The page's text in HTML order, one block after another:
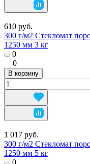
610 руб.
300 г/м2 Стекломат
1250 мм 3 кг
0
0
В корзину
1 017 руб.
300 г/м2 Стекломат
1250 мм 5 кг
0